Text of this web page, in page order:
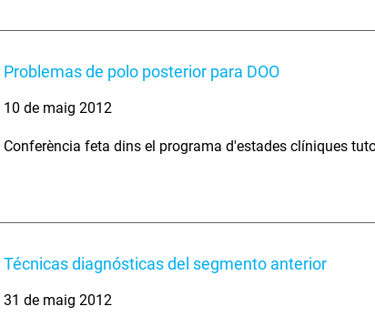
Problemas de polo posterior para DOO
10 de maig 2012
Conferència feta dins el programa d'estades clíniques
Técnicas diagnósticas del segmento anterior
31 de maig 2012